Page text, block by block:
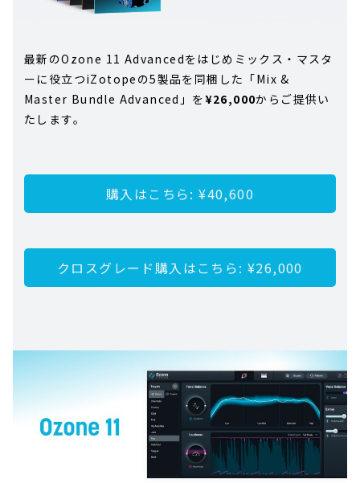
最新のOzone 11 Advancedをはじめミックス・マスタ
ーに役立つiZotopeの5製品を同梱した「Mix &
Master Bundle Advanced」を¥26,000からご提供い
たします。
購入はこちら: ¥40,600
クロスグレード購入はこちら: ¥26,000